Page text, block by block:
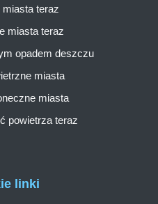
linki
teraz
miasta teraz
opadem deszczu
miasta
miasta
powietrza teraz